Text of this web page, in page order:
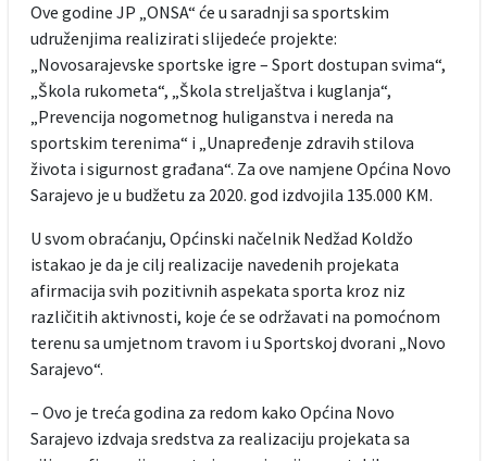
Ove godine JP „ONSA“ će u saradnji sa sportskim
udruženjima realizirati slijedeće projekte:
„Novosarajevske sportske igre – Sport dostupan svima“,
„Škola rukometa“, „Škola streljaštva i kuglanja“,
„Prevencija nogometnog huliganstva i nereda na
sportskim terenima“ i „Unapređenje zdravih stilova
života i sigurnost građana“. Za ove namjene Općina Novo
Sarajevo je u budžetu za 2020. god izdvojila 135.000 KM.
U svom obraćanju, Općinski načelnik Nedžad Koldžo
istakao je da je cilj realizacije navedenih projekata
afirmacija svih pozitivnih aspekata sporta kroz niz
različitih aktivnosti, koje će se održavati na pomoćnom
terenu sa umjetnom travom i u Sportskoj dvorani „Novo
Sarajevo“.
– Ovo je treća godina za redom kako Općina Novo
Sarajevo izdvaja sredstva za realizaciju projekata sa